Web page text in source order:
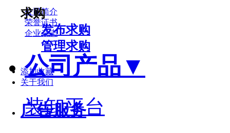
求购
发布求购
管理求购
添加收藏
关于我们
广告服务
公司简介
荣誉证书
企业杂志
公司产品▼
装卸平台